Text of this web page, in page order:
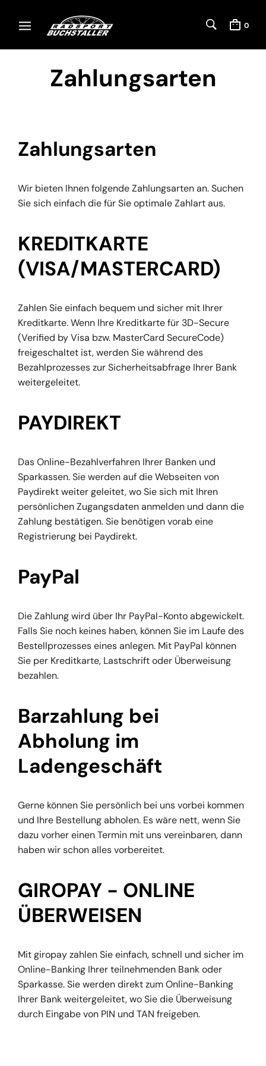
0
Zahlungsarten
Zahlungsarten
Wir bieten Ihnen folgende Zahlungsarten an. Suchen
Sie sich einfach die für Sie optimale Zahlart aus.
KREDITKARTE
(VISA/MASTERCARD)
Zahlen Sie einfach bequem und sicher mit Ihrer
Kreditkarte. Wenn Ihre Kreditkarte für 3D-Secure
(Verified by Visa bzw. MasterCard SecureCode)
freigeschaltet ist, werden Sie während des
Bezahlprozesses zur Sicherheitsabfrage Ihrer Bank
weitergeleitet.
PAYDIREKT
Das Online-Bezahlverfahren Ihrer Banken und
Sparkassen. Sie werden auf die Webseiten von
Paydirekt weiter geleitet, wo Sie sich mit Ihren
persönlichen Zugangsdaten anmelden und dann die
Zahlung bestätigen. Sie benötigen vorab eine
Registrierung bei Paydirekt.
PayPal
Die Zahlung wird über Ihr PayPal-Konto abgewickelt.
Falls Sie noch keines haben, können Sie im Laufe des
Bestellprozesses eines anlegen. Mit PayPal können
Sie per Kreditkarte, Lastschrift oder Überweisung
bezahlen.
Barzahlung bei
Abholung im
Ladengeschäft
Gerne können Sie persönlich bei uns vorbei kommen
und Ihre Bestellung abholen. Es wäre nett, wenn Sie
dazu vorher einen Termin mit uns vereinbaren, dann
haben wir schon alles vorbereitet.
GIROPAY - ONLINE
ÜBERWEISEN
Mit giropay zahlen Sie einfach, schnell und sicher im
Online-Banking Ihrer teilnehmenden Bank oder
Sparkasse. Sie werden direkt zum Online-Banking
Ihrer Bank weitergeleitet, wo Sie die Überweisung
durch Eingabe von PIN und TAN freigeben.